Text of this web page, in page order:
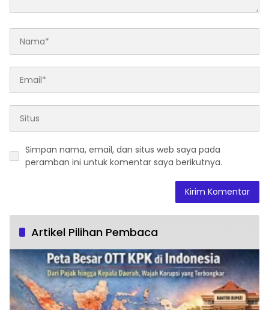
Simpan nama, email, dan situs web saya pada
peramban ini untuk komentar saya berikutnya.
Artikel Pilihan Pembaca